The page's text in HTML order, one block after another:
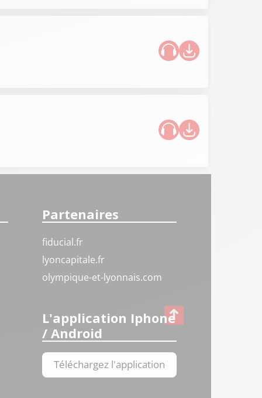
Partenaires
fiducial.fr
lyoncapitale.fr
olympique-et-lyonnais.com
L'application Iphone
/ Android
Téléchargez l'application